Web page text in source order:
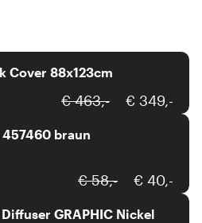
Cover 88x123cm
€ 463,- € 349,-
Riviera
braun
€ 58,- € 40,-
Maison Berger
GRAPHIC Nickel